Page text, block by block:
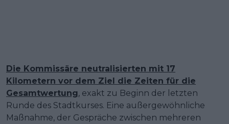
Die Kommissäre neutralisierten mit 17
Kilometern vor dem Ziel die Zeiten für die
Gesamtwertung, exakt zu Beginn der letzten
Runde des Stadtkurses. Eine außergewöhnliche
Maßnahme, der Gespräche zwischen mehreren